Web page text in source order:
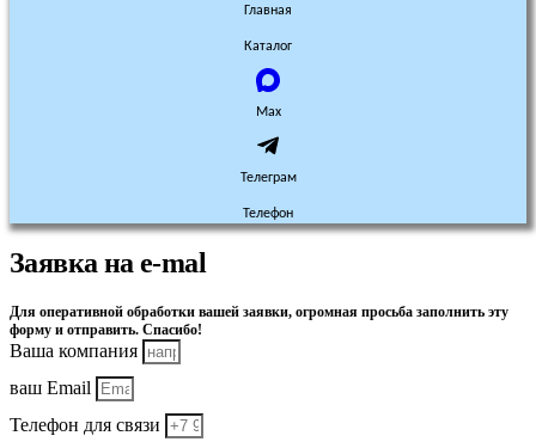
Главная
Каталог
Max
Телеграм
Телефон
Заявка на e-mal
Для оперативной обработки вашей заявки, огромная просьба заполнить эту
форму и отправить. Спасибо!
Ваша компания
ваш Email
Телефон для связи